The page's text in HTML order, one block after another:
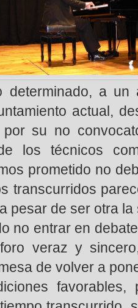
determinado, a
actual,
por su no
los técnicos
prometido no
transcurridos
pesar de ser otra
no entrar en
foro veraz y
de volver a